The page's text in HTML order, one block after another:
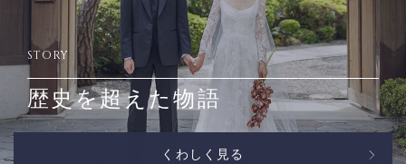
STORY
歴史を超えた物語
くわしく見る